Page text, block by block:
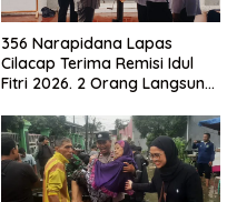
356 Narapidana Lapas
Cilacap Terima Remisi Idul
Fitri 2026. 2 Orang Langsung